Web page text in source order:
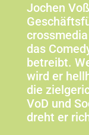
Jochen
das
betreibt.
wird er
die
VoD und
dreht er